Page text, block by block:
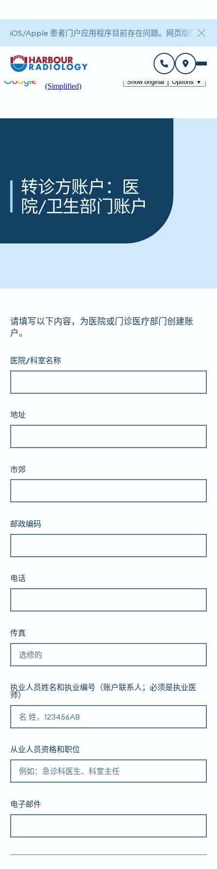
转诊方账户：医
院/卫生部门账户
请填写以下内容，为医院或门诊医疗部门创建账
户。
医院/科室名称
地址
市郊
邮政编码
电话
传真
执业人员姓名和执业编号（账户联系人；必须是执业医
师）
从业人员资格和职位
电子邮件
iOS/Apple 患者门户应用程序目前存在问题。网页版门户网